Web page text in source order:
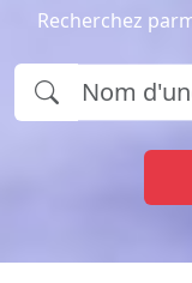
Recherchez